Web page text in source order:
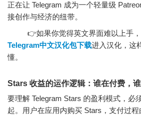
正在让 Telegram 成为一个轻量级
接创作与经济的纽带。
👉如果你觉得英文界面难以上手，
Telegram中文汉化包下载进入汉化，这
懂。
Stars 收益的运作逻辑：谁在付费，
要理解 Telegram Stars 的盈利模式，必
起。用户在应用内购买 Stars，支付过程